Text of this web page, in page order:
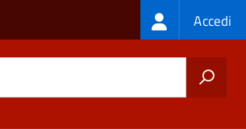
Login
menu
Accedi